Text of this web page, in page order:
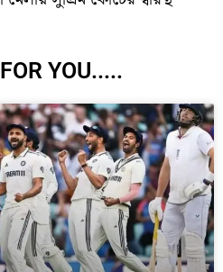
YOU.....